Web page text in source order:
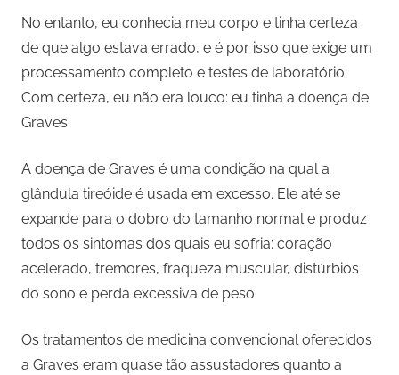
No entanto, eu conhecia meu corpo e tinha certeza
de que algo estava errado, e é por isso que exige um
processamento completo e testes de laboratório.
Com certeza, eu não era louco: eu tinha a doença de
Graves.
A doença de Graves é uma condição na qual a
glândula tireóide é usada em excesso. Ele até se
expande para o dobro do tamanho normal e produz
todos os sintomas dos quais eu sofria: coração
acelerado, tremores, fraqueza muscular, distúrbios
do sono e perda excessiva de peso.
Os tratamentos de medicina convencional oferecidos
a Graves eram quase tão assustadores quanto a